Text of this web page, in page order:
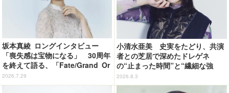
坂本真綾 ロングインタビュー
「喪失感は宝物になる」 30周年
を終えて語る、「Fate/Grand Or
der」11年の軌跡とベストアルバ
ム「余韻」
2026.7.29
小清水亜美 史実をたどり、共演
者との芝居で深めたドレゲネ
の“止まった時間”と“繊細な強
さ” TVアニメ「天幕のジャード
ゥーガル」インタビュー（９）
2026.8.3